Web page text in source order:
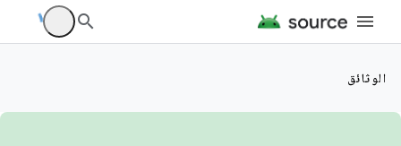
الوثائق